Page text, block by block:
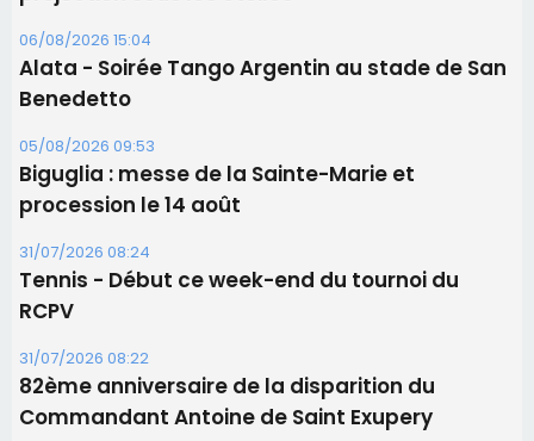
31/07/2026 08:24
Tennis - Début ce week-end du tournoi du
RCPV
31/07/2026 08:22
82ème anniversaire de la disparition du
Commandant Antoine de Saint Exupery
Les plus lus
Satine Nomary est la nouvelle Miss Corse 2026
Éclipse du 12 août : la Corse aux premières loges
d'un spectacle qui ne reviendra pas avant 2081